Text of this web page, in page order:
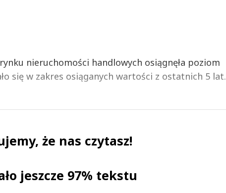
nieruchomości handlowych osiągnęła poziom
się w zakres osiąganych wartości z ostatnich 5 lat.
że nas czytasz!
jeszcze 97% tekstu